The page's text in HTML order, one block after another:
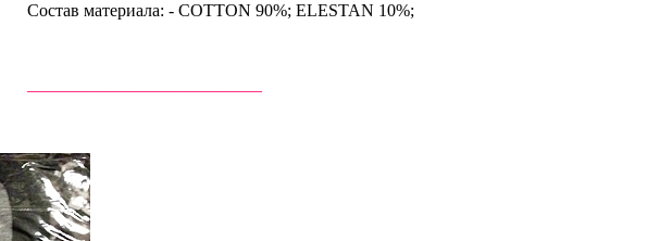
Состав материала: - COTTON 90%; ELESTAN 10%;